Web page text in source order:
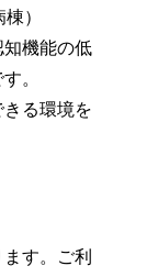
）
機能の低
。
る環境を
す。ご利